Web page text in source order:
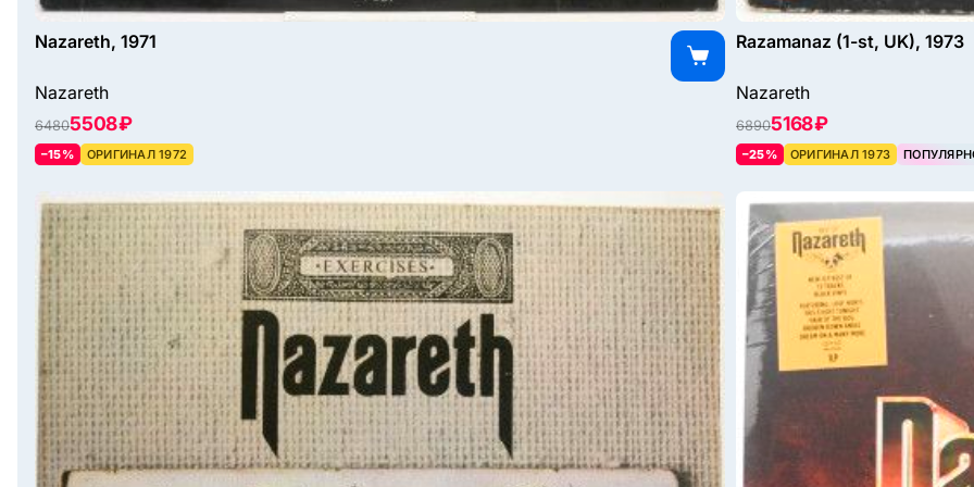
Nazareth, 1971
Nazareth
64805508 ₽
–15% ОРИГИНАЛ 1972
Razamanaz (1-st, UK), 1973
Nazareth
68905168 ₽
–25% ОРИГИНАЛ 1973